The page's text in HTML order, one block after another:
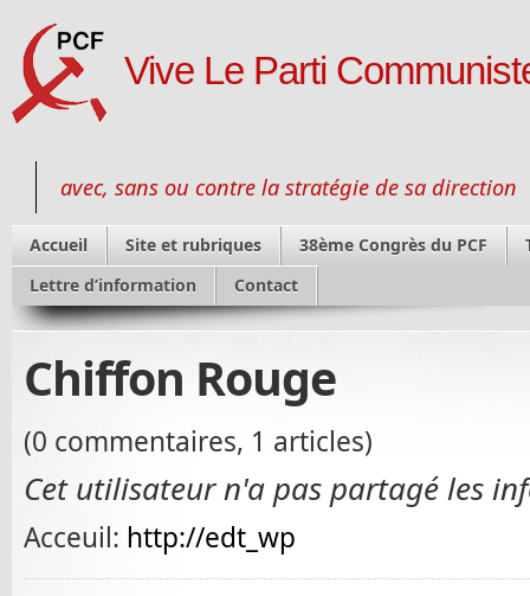
Vive Le Parti
avec, sans ou contre la stratégie de sa direction
Accueil Site et rubriques 38ème Congrès du PCF
Lettre d’information
Contact
Chiffon Rouge
(0 commentaires, 1 articles)
Cet utilisateur n'a pas partagé les
Acceuil: http://edt_wp